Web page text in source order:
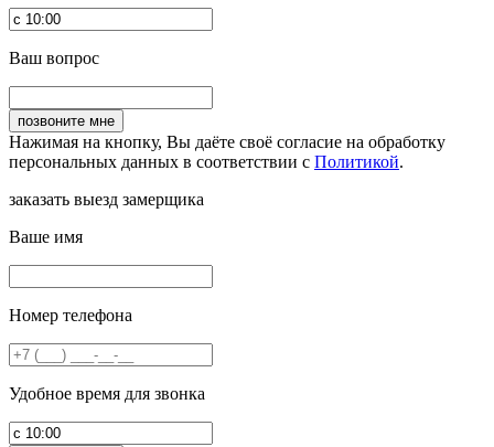
Ваш вопрос
Нажимая на кнопку, Вы даёте своё согласие на обработку
персональных данных в соответствии с Политикой.
заказать выезд замерщика
Ваше имя
Номер телефона
Удобное время для звонка